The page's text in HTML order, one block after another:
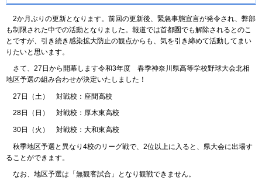
2か月ぶりの更新となります。前回の更新後、緊急事態宣言が発令され、弊部
も制限された中での活動となりました。報道では首都圏でも解除されるとのこ
とですが、引き続き感染拡大防止の観点からも、気を引き締めて活動してまい
りたいと思います。
さて、27日から開幕します令和3年度 春季神奈川県高等学校野球大会北相
地区予選の組み合わせが決定いたしました！
27日（土） 対戦校：座間高校
28日（日） 対戦校：厚木東高校
30日（火） 対戦校：大和東高校
秋季地区予選と異なり4校のリーグ戦で、2位以上に入ると、県大会に出場す
ることができます。
なお、地区予選は「無観客試合」となり観戦できません。